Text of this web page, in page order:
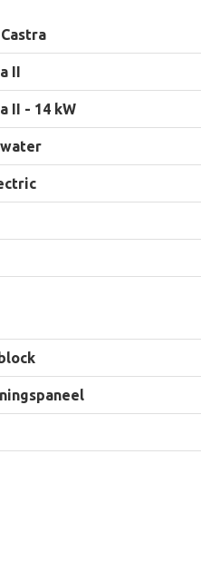
II
II - 14 kW